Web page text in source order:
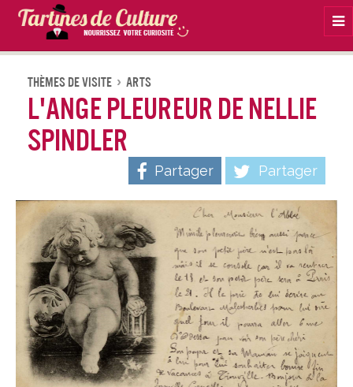
Thèmes De Visite Arts
L'Ange Pleureur de Nellie
Spindler
Partager Partager